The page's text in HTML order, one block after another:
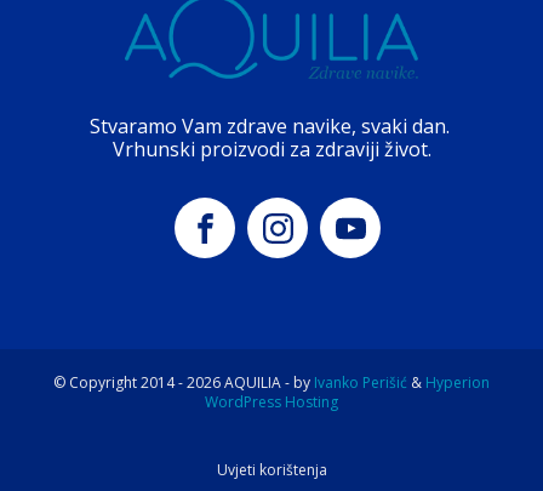
Stvaramo Vam zdrave navike, svaki dan.
Vrhunski proizvodi za zdraviji život.
© Copyright 2014 -2026AQUILIA - by Ivanko Perišić & Hyperion
WordPress Hosting
Uvjeti korištenja